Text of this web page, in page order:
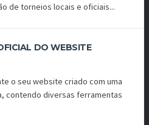
de torneios locais e oficiais...
DO WEBSITE
o seu website criado com uma
contendo diversas ferramentas